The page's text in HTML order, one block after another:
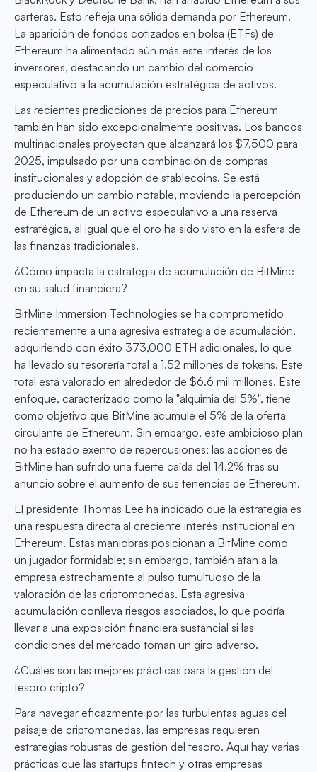
carteras. Esto refleja una sólida demanda por Ethereum.
La aparición de fondos cotizados en bolsa (ETFs) de
Ethereum ha alimentado aún más este interés de los
inversores, destacando un cambio del comercio
especulativo a la acumulación estratégica de activos.
Las recientes predicciones de precios para Ethereum
también han sido excepcionalmente positivas. Los bancos
multinacionales proyectan que alcanzará los $7,500 para
2025, impulsado por una combinación de compras
institucionales y adopción de stablecoins. Se está
produciendo un cambio notable, moviendo la percepción
de Ethereum de un activo especulativo a una reserva
estratégica, al igual que el oro ha sido visto en la esfera de
las finanzas tradicionales.
¿Cómo impacta la estrategia de acumulación de BitMine
en su salud financiera?
BitMine Immersion Technologies se ha comprometido
recientemente a una agresiva estrategia de acumulación,
adquiriendo con éxito 373,000 ETH adicionales, lo que
ha llevado su tesorería total a 1.52 millones de tokens. Este
total está valorado en alrededor de $6.6 mil millones. Este
enfoque, caracterizado como la "alquimia del 5%", tiene
como objetivo que BitMine acumule el 5% de la oferta
circulante de Ethereum. Sin embargo, este ambicioso plan
no ha estado exento de repercusiones; las acciones de
BitMine han sufrido una fuerte caída del 14.2% tras su
anuncio sobre el aumento de sus tenencias de Ethereum.
El presidente Thomas Lee ha indicado que la estrategia es
una respuesta directa al creciente interés institucional en
Ethereum. Estas maniobras posicionan a BitMine como
un jugador formidable; sin embargo, también atan a la
empresa estrechamente al pulso tumultuoso de la
valoración de las criptomonedas. Esta agresiva
acumulación conlleva riesgos asociados, lo que podría
llevar a una exposición financiera sustancial si las
condiciones del mercado toman un giro adverso.
¿Cuáles son las mejores prácticas para la gestión del
tesoro cripto?
Para navegar eficazmente por las turbulentas aguas del
paisaje de criptomonedas, las empresas requieren
estrategias robustas de gestión del tesoro. Aquí hay varias
prácticas que las startups fintech y otras empresas